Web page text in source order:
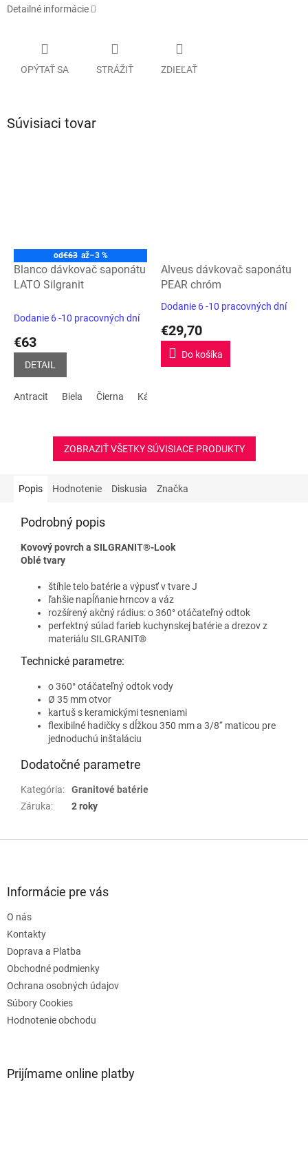
Detailné informácie
OPÝTAŤ SA STRÁŽIŤ ZDIEĽAŤ
Súvisiaci tovar
od€63 až–3 %
Blanco dávkovač saponátu
LATO Silgranit
Dodanie 6 -10 pracovných dní
€63
DETAIL
Antracit Biela Čierna Kávová
Alveus dávkovač saponátu
PEAR chróm
Priemerné
produktu
5,0
Dodanie 6 -10 pracovných dní
€29,70
Do košíka
ZOBRAZIŤ VŠETKY SÚVISIACE PRODUKTY
Popis Hodnotenie Diskusia Značka
Podrobný popis
Kovový povrch a SILGRANIT®-Look
Oblé tvary
štíhle telo batérie a výpusť v tvare J
ľahšie napĺňanie hrncov a váz
rozšírený akčný rádius: o 360° otáčateľný odtok
perfektný súlad farieb kuchynskej batérie a drezov z
materiálu SILGRANIT®
Technické parametre:
o 360° otáčateľný odtok vody
Ø 35 mm otvor
kartuš s keramickými tesneniami
flexibilné hadičky s dĺžkou 350 mm a 3/8‘‘ maticou pre
jednoduchú inštaláciu
Dodatočné parametre
Kategória:
Granitové batérie
Záruka: 2 roky
Informácie pre vás
O nás
Kontakty
Doprava a Platba
Obchodné podmienky
Ochrana osobných údajov
Súbory Cookies
Hodnotenie obchodu
Prijímame online platby